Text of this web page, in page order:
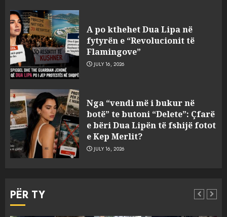
A po kthehet Dua Lipa në
fytyrën e “Revolucionit të
Flamingove”
JULY 16, 2026
Nga “vendi më i bukur në
botë” te butoni “Delete”: Çfarë
e bëri Dua Lipën të fshijë fotot
e Kep Merlit?
JULY 16, 2026
PËR TY
3
degjeneron në zjarrvënie në
Vlorë, arrestohet 33-vjeçari
(VIDEO)
AUGUST 7, 2026